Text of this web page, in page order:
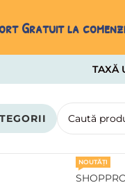
Gratuit la comenzi
TAXĂ
SHOP
NOUTĂȚI